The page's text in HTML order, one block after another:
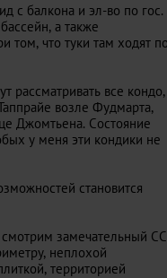
с балкона и эл-во по гос.
а также
том, что туки там ходят
рассматривать все кондо,
возле Фудмарта,
Джомтьена. Cостояние
у меня эти кондики не
становится
замечательный CC
неплохой
территорией